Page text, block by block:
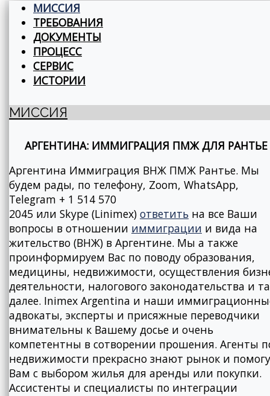
МИССИЯ
ТРЕБОВАНИЯ
ДОКУМЕНТЫ
ПРОЦЕСС
СЕРВИС
ИСТОРИИ
МИССИЯ
АРГЕНТИНА: ИММИГРАЦИЯ ПМЖ ДЛЯ РАНТЬЕ
Аргентина Иммиграция ВНЖ ПМЖ Рантье. Мы
будем рады, по телефону, Zoom, WhatsApp,
Telegram + 1 514 570
2045 или Skype (Linimex) ответить на все Ваши
вопросы в отношении иммиграции и вида на
жительство (ВНЖ) в Аргентине. Мы а также
проинформируем Вас по поводу образования,
медицины, недвижимости, осуществления
деятельности, налогового законодательства и
далее. Inimex Argentina и наши
адвокаты, эксперты и присяжные переводчики
внимательны к Вашему досье и очень
компетентны в сотворении прошения. Агенты
недвижимости прекрасно знают рынок и
Вам с выбором жилья для аренды или покупки.
Ассистенты и специалисты по интеграции